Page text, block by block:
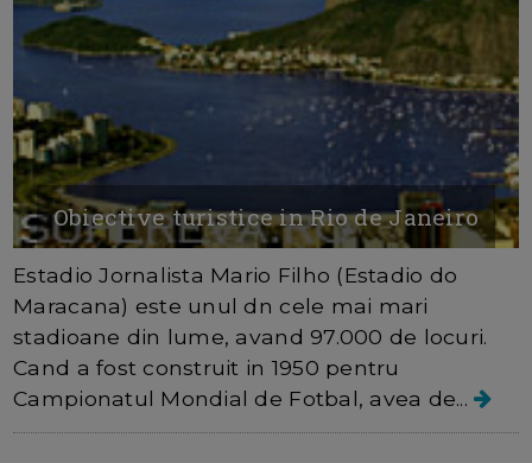
Obiective turistice in Rio de Janeiro
Estadio Jornalista Mario Filho (Estadio do
Maracana) este unul dn cele mai mari
stadioane din lume, avand 97.000 de locuri.
Cand a fost construit in 1950 pentru
Campionatul Mondial de Fotbal, avea de...